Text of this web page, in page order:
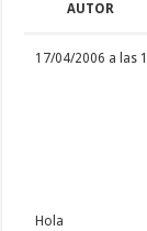
AUTOR
17/04/2006 a las
Hola